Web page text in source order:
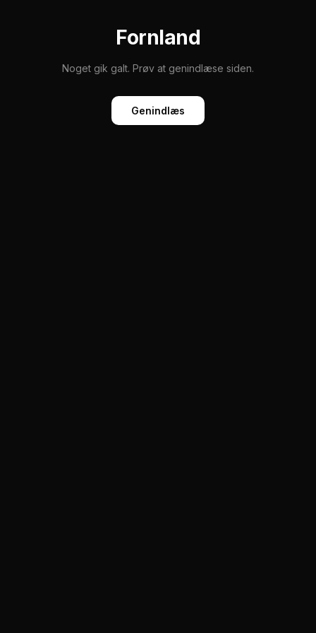
Fornland
Noget gik galt. Prøv at genindlæse siden.
Genindlæs